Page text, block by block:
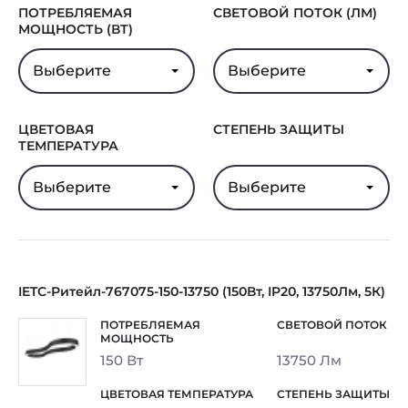
ПОТРЕБЛЯЕМАЯ
МОЩНОСТЬ (ВТ)
Выберите
СВЕТОВОЙ ПОТОК (ЛМ)
Выберите
ЦВЕТОВАЯ
ТЕМПЕРАТУРА
Выберите
СТЕПЕНЬ ЗАЩИТЫ
Выберите
IETC-Ритейл-767075-150-13750 (150Вт, IP20, 13750Лм, 5К)
150 Вт 13750 Лм